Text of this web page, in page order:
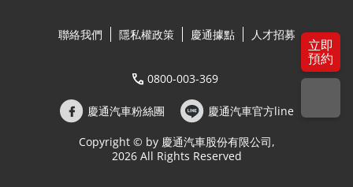
聯絡我們 隱私權政策 慶通據點 人才招募
0800-003-369
慶通汽車粉絲團 慶通汽車官方line
Copyright © by 慶通汽車股份有限公司,
2026 All Rights Reserved
立即
預約